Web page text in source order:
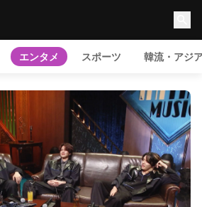
エンタメ スポーツ 韓流・アジ